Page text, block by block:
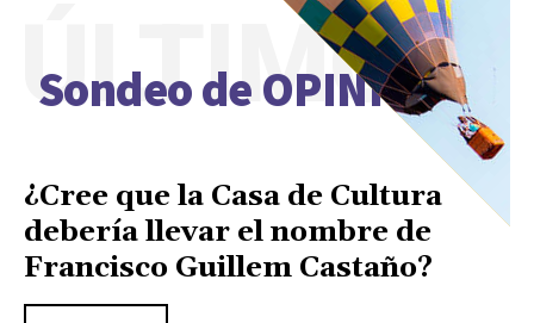
Sondeo de OPINIÓN
ÚLTIMO
¿Cree que la Casa de Cultura
debería llevar el nombre de
Francisco Guillem Castaño?